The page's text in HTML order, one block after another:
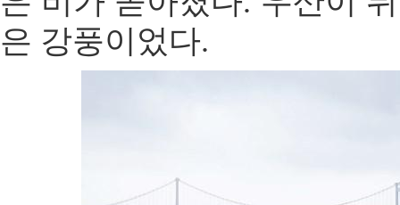
은 강풍이었다.